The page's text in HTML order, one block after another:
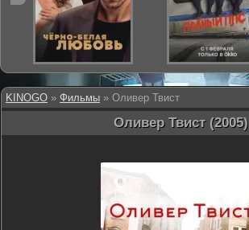
KINOGO » Фильмы » Оливер Твист
Оливер Твист (2005)